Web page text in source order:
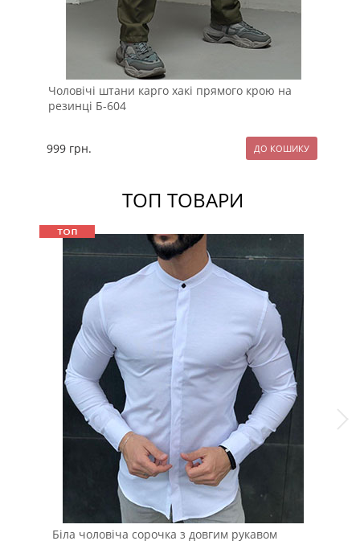
Чоловічі штани карго хакі прямого крою на
резинці Б-604
999 грн.
ТОП ТОВАРИ
Біла чоловіча сорочка з довгим рукавом